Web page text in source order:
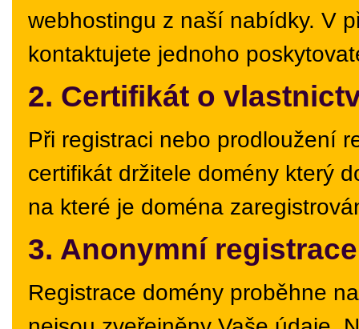
webhostingu z naší nabídky. V
kontaktujete jednoho
2. Certifikát o
Při registraci nebo prodloužení
certifikát držitele domény který
na které je doména
3. Anonymní registrace
Registrace domény proběhne